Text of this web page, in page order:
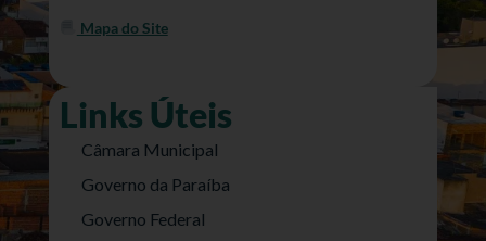
Mapa do Site
Links Úteis
Câmara Municipal
Governo da Paraíba
Governo Federal